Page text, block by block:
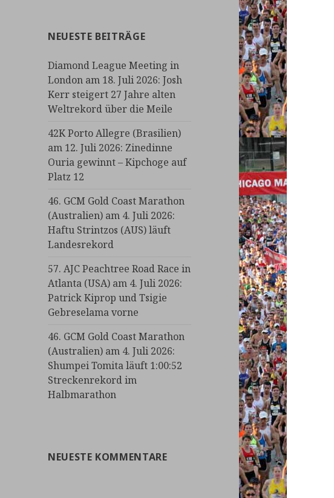
NEUESTE BEITRÄGE
Diamond League Meeting in
London am 18. Juli 2026: Josh
Kerr steigert 27 Jahre alten
Weltrekord über die Meile
42K Porto Allegre (Brasilien)
am 12. Juli 2026: Zinedinne
Ouria gewinnt – Kipchoge auf
Platz 12
46. GCM Gold Coast Marathon
(Australien) am 4. Juli 2026:
Haftu Strintzos (AUS) läuft
Landesrekord
57. AJC Peachtree Road Race in
Atlanta (USA) am 4. Juli 2026:
Patrick Kiprop und Tsigie
Gebreselama vorne
46. GCM Gold Coast Marathon
(Australien) am 4. Juli 2026:
Shumpei Tomita läuft 1:00:52
Streckenrekord im
Halbmarathon
NEUESTE KOMMENTARE